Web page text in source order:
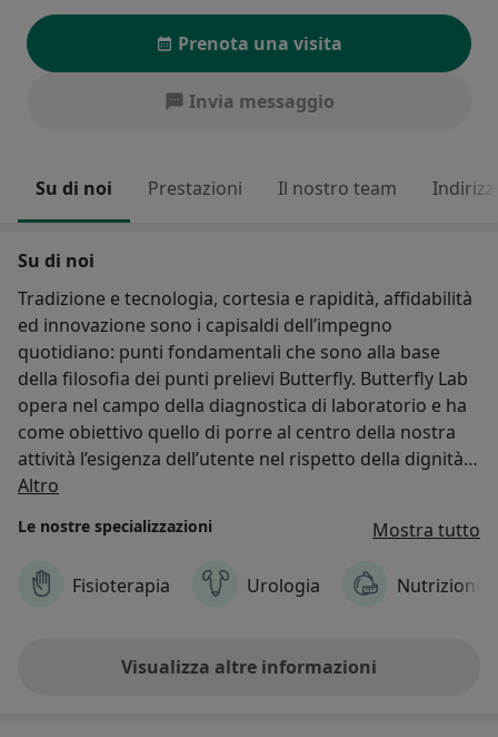
Prenota una visita
Invia messaggio
Su di noi Prestazioni Il nostro team Indirizzi
Su di noi
Tradizione e tecnologia, cortesia e rapidità, affidabilità
ed innovazione sono i capisaldi dell’impegno
quotidiano: punti fondamentali che sono alla base
della filosofia dei punti prelievi Butterfly. Butterfly Lab
opera nel campo della diagnostica di laboratorio e ha
come obiettivo quello di porre al centro della nostra
attività l’esigenza dell’utente nel rispetto della dignità e
della privacy, con l’attenzione umana e la competenza
diagnosi e cura.
Altro
Le nostre specializzazioni Mostra tutto
Fisioterapia Urologia Nutrizione
Visualizza altre informazioni